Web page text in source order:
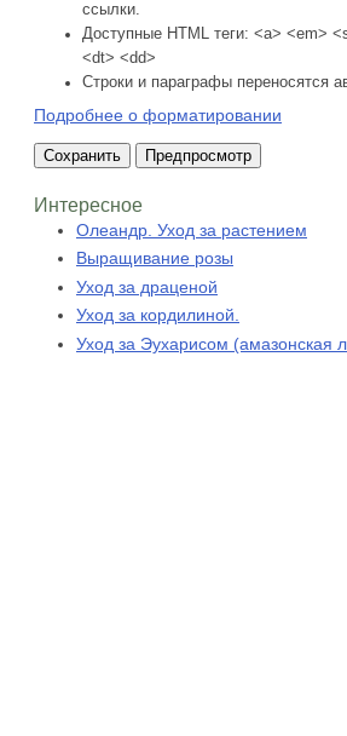
ссылки.
Доступные HTML теги: <a> <em>
<dt> <dd>
Строки и параграфы переносятся
Подробнее о форматировании
Интересное
Олеандр. Уход за растением
Выращивание розы
Уход за драценой
Уход за кордилиной.
Уход за Эухарисом (амазонская